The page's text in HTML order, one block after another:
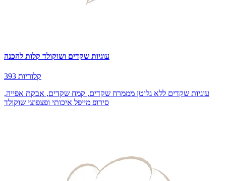
עוגיות שקדים ושוקולד קלות להכנה
393 קלוריות
עוגיות שקדים ללא גלוטן מממרח שקדים, קמח שקדים, אבקת אפייה,
סירופ מייפל איכותי ופצפוצי שוקולד